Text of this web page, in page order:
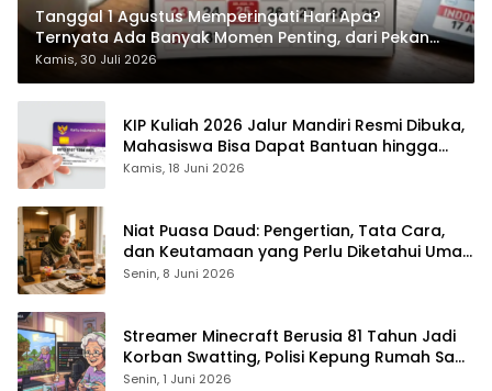
Tanggal 1 Agustus Memperingati Hari Apa?
Ternyata Ada Banyak Momen Penting, dari Pekan
ASI Sedunia hingga Hari World Wide Web
Kamis, 30 Juli 2026
KIP Kuliah 2026 Jalur Mandiri Resmi Dibuka,
Mahasiswa Bisa Dapat Bantuan hingga
Rp1,4 Juta per Bulan
Kamis, 18 Juni 2026
Niat Puasa Daud: Pengertian, Tata Cara,
dan Keutamaan yang Perlu Diketahui Umat
Muslim
Senin, 8 Juni 2026
Streamer Minecraft Berusia 81 Tahun Jadi
Korban Swatting, Polisi Kepung Rumah Saat
Siaran Langsung
Senin, 1 Juni 2026